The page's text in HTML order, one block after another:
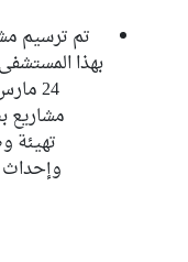
تم ترسيم
بهذا
مشاريع
تهيئة
وإحداث